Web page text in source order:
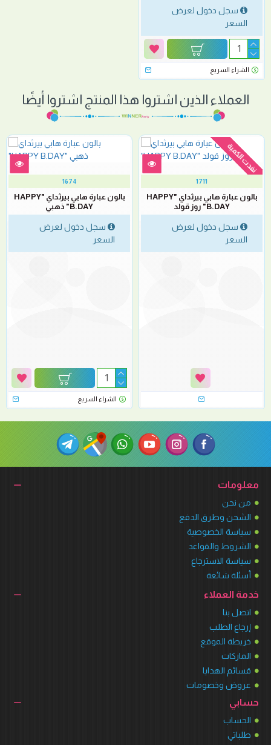
سجل دخول لعرض
السعر
الشراء السريع
العملاء الذين اشتروا هذا المنتج اشتروا أيضًا
نفدت الكمية
1711
بالون عبارة هابي بيرثداي "HAPPY
B.DAY" روز قولد
سجل دخول لعرض
السعر
1674
بالون عبارة هابي بيرثداي "HAPPY
B.DAY" ذهبي
سجل دخول لعرض
السعر
الشراء السريع
معلومات
من نحن
الشحن وطرق الدفع
سياسة الخصوصية
الشروط والقواعد
سياسة الاسترجاع
أسئلة شائعة
خدمة العملاء
اتصل بنا
إرجاع الطلب
خريطة الموقع
الماركات
قسائم الهدايا
عروض وخصومات
حسابي
الحساب
طلباتي